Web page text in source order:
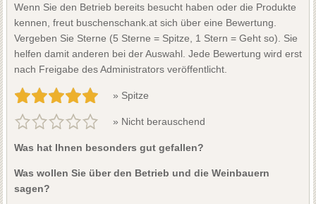
Wenn Sie den Betrieb bereits besucht haben oder die Produkte
kennen, freut buschenschank.at sich über eine Bewertung.
Vergeben Sie Sterne (5 Sterne = Spitze, 1 Stern = Geht so). Sie
helfen damit anderen bei der Auswahl. Jede Bewertung wird erst
nach Freigabe des Administrators veröffentlicht.
» Spitze
» Nicht berauschend
Was hat Ihnen besonders gut gefallen?
Was wollen Sie über den Betrieb und die Weinbauern
sagen?